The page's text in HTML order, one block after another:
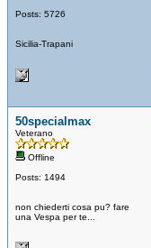
Posts: 5726
Sicilia-Trapani
50specialmax
Veterano
Offline
Posts: 1494
non chiederti cosa pu? fare
una Vespa per te...